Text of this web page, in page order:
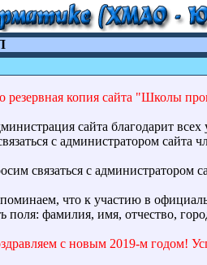
резервная копия сайта "Школы
сайта благодарит
с администратором сайта
связаться с
что к участию в
поля: фамилия, имя, отчество,
с новым 2019-м годом!